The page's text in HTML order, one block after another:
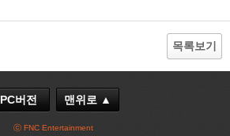
목록보기
PC버전 맨위로 ▲
ⓒ FNC Entertainment